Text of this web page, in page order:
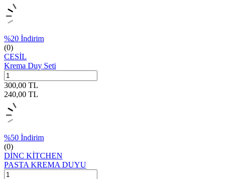
%20 İndirim
(0)
CESİL
Krema Duy Seti
300,00 TL
240,00 TL
%50 İndirim
(0)
DİNC KİTCHEN
PASTA KREMA DUYU